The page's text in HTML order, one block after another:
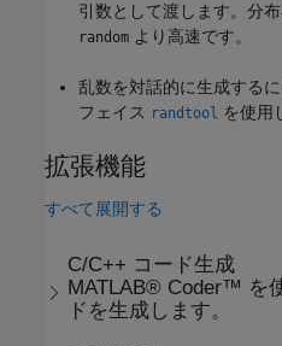
引数として渡します。分
random より高速です。
乱数を対話的に生成する
フェイス randtool を使用
拡張機能
すべて展開する
C/C++ コード生成
MATLAB® Coder™ を
ドを生成します。